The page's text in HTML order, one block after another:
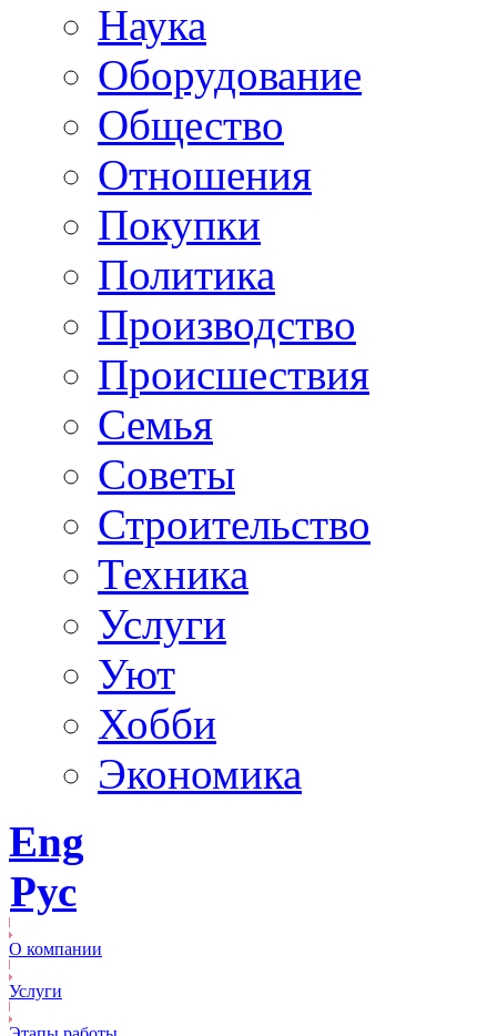
Наука
Оборудование
Общество
Отношения
Покупки
Политика
Производство
Происшествия
Семья
Советы
Строительство
Техника
Услуги
Уют
Хобби
Экономика
Eng
Рус
О компании
Услуги